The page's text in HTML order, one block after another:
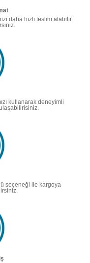
daha hızlı teslim alabilir
kullanarak deneyimli
seçeneği ile kargoya